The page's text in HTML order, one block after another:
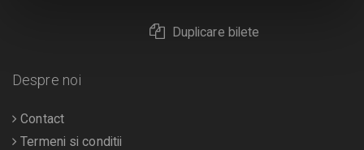
Duplicare bilete
Despre noi
Contact
Termeni si conditii